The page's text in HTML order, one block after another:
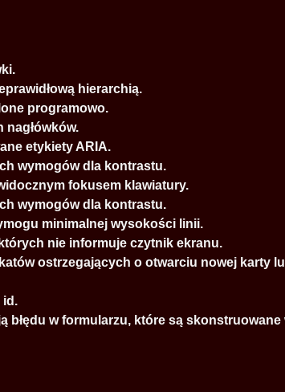
hierarchią.
programowo.
etykiety ARIA.
wymogów dla kontrastu.
fokusem klawiatury.
wymogów dla kontrastu.
minimalnej wysokości linii.
nie informuje czytnik ekranu.
ostrzegających o otwarciu nowej karty
id.
błędu w formularzu, które są skonstruowane